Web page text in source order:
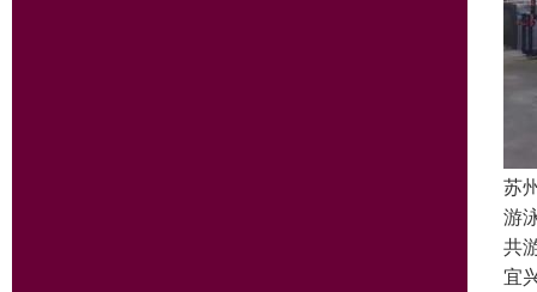
苏
游
共
宜